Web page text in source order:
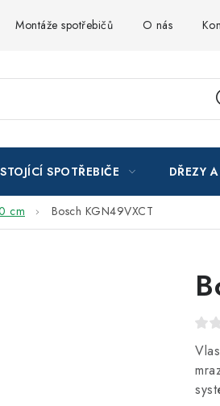
Montáže spotřebičů O nás
SPOTŘEBIČE DŘEZY
cm Bosch KGN49VXCT